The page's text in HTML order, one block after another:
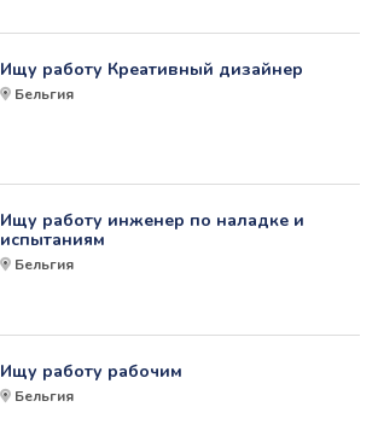
Ищу работу Креативный дизайнер
Бельгия
Ищу работу инженер по наладке и
испытаниям
Бельгия
Ищу работу рабочим
Бельгия